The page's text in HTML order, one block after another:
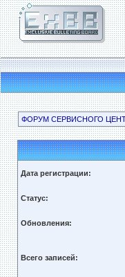
ФОРУМ СЕРВИСНОГО
Дата регистрации:
Статус:
Обновления:
Всего записей: